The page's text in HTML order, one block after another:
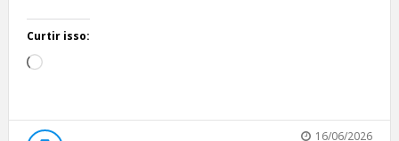
Curtir isso:
Carregando...
16/06/2026